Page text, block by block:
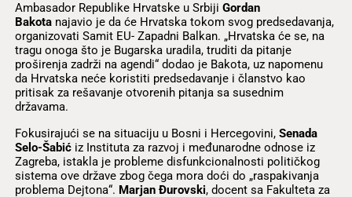
Ambasador Republike Hrvatske u Srbiji Gordan
Bakota najavio je da će Hrvatska tokom svog predsedavanja,
organizovati Samit EU- Zapadni Balkan. „Hrvatska će se, na
tragu onoga što je Bugarska uradila, truditi da pitanje
proširenja zadrži na agendi“ dodao je Bakota, uz napomenu
da Hrvatska neće koristiti predsedavanje i članstvo kao
pritisak za rešavanje otvorenih pitanja sa susednim
državama.
Fokusirajući se na situaciju u Bosni i Hercegovini, Senada
Selo-Šabićiz Instituta za razvoj i međunarodne odnose iz
Zagreba, istakla je probleme disfunkcionalnosti političkog
sistema ove države zbog čega mora doći do „raspakivanja
problema Dejtona“. Marjan Đurovski, docent sa Fakulteta za